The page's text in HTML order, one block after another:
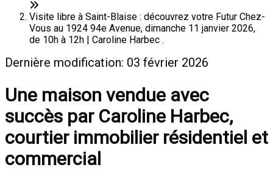
Visite libre à Saint-Blaise : découvrez votre Futur Chez-
Vous au 1924 94e Avenue, dimanche 11 janvier 2026,
de 10h à 12h | Caroline Harbec .
Dernière modification: 03 février 2026
Une maison vendue avec
succès par Caroline Harbec,
courtier immobilier résidentiel et
commercial